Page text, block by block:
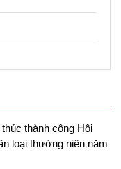
thành công Hội
loại thường niên năm